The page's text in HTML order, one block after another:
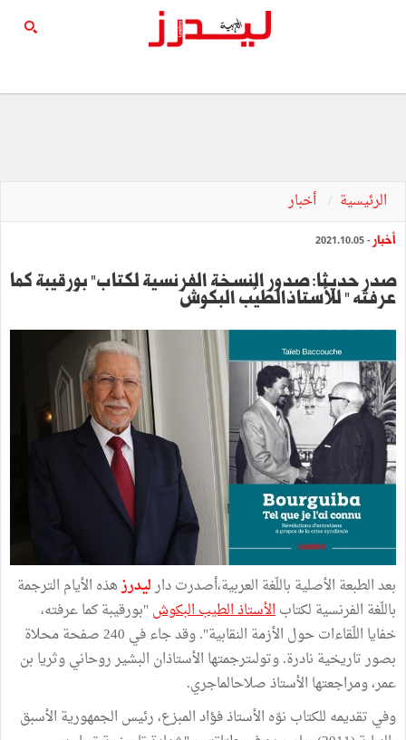
الرئيسية أخبار
أخبار - 2021.10.05
صدر حديثا: صدور النسخة الفرنسية لكتاب" بورقيبة كما
عرفته " للأستاذالطيّب البكوش
بعد الطبعة الأصلية باللّغة العربية،أصدرت دارليدرزهذه الأيام الترجمة
باللّغة الفرنسية لكتابالأستاذ الطيب البكوش "بورقيبة كما عرفته،
خفايا اللّقاءات حول الأزمة النقابية". وقد جاء في 240 صفحة محلاة
بصور تاريخية نادرة. وتولىترجمتها الأستاذان البشير روحاني وثريا بن
عمر، ومراجعتها الأستاذ صلاحالماجري.
وفي تقديمه للكتاب نوّه الأستاذ فؤاد المبزع، رئيس الجمهورية الأسبق